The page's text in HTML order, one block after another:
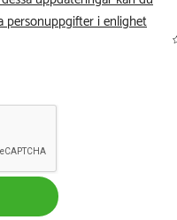
personuppgifter i enlighet